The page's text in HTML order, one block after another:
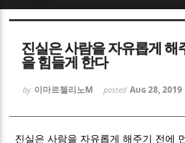
진실은 사람을 자유롭게 해
을 힘들게 한다
by 이마르첼리노M posted Aug 28, 2019
진실은 사람을 자유롭게 해주기 전에
Sketchbook5, 스
Sketchbook5, 스